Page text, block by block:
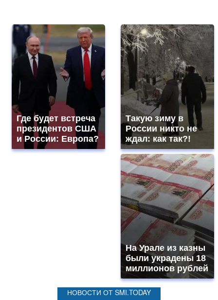
Где будет встреча
президентов США
и России: Европа?
Такую зиму в
России никто не
ждал: как так?!
На Урале из казны
были украдены 18
миллионов рублей